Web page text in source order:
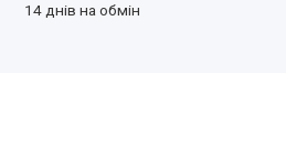
14 днів на обмін